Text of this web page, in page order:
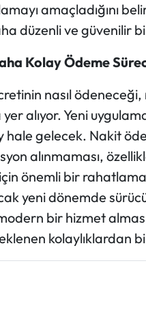
amaçladığını
düzenli ve güvenilir
Kolay Ödeme
nasıl ödeneceği,
yer alıyor. Yeni
hale gelecek. Nakit
alınmaması,
önemli bir
yeni dönemde
bir hizmet
kolaylıklardan